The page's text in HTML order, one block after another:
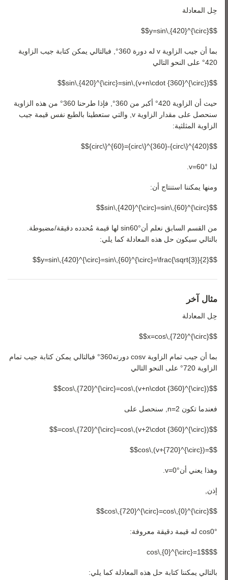
حِل المعادلة
$$y=sin\,{420}^{\circ}$$
بما أن جيب الزاوية v له دورة 360
° , فبالتالي يمكن كتابة جيب الزاوية
420
° على النحو التالي
$$sin\,{420}^{\circ}=sin\,(v+n\cdot {360}^{\circ})$$
حيث أن الزاوية 420
° أكبر من 360
° , فإذا طرحنا 360
° من هذه الزاوية
سنحصل على مقدار الزاوية v , والتي ستعطينا بالطبع نفس قيمة جيب
الزاوية المثلثية:
$${420}^{\circ}-{360}^{\circ}={60}^{\circ}$$
لذا v=60°
ومنها يمكننا استنتاج أن:
$$sin\,{420}^{\circ}=sin\,{60}^{\circ}$$
من القسم السابق نعلم أن sin60°
لها قيمة مُحدده دقيقة/مضبوطة.
بالتالي سيكون حل هذه المعادلة كما يلي:
$$y=sin\,{420}^{\circ}=sin\,{60}^{\circ}=\frac{\sqrt{3}}{2}$$
مثال آخر
حِل المعادلة
$$x=cos\,{720}^{\circ}$$
بما أن جيب تمام الزاوية cosv دورته360
° فبالتالي يمكن كتابة جيب تمام
الزاوية 720
° على النحو التالي
$$cos\,{720}^{\circ}=cos\,(v+n\cdot {360}^{\circ})$$
فعندما تكون n=2, سنحصل على
$$cos\,{720}^{\circ}=cos\,(v+2\cdot {360}^{\circ})=$$
$$=cos\,(v+{720}^{\circ})$$
وهذا يعني أن v=0°
إذن,
$$cos\,{720}^{\circ}=cos\,{0}^{\circ}$$
cos0° له قيمة دقيقة معروفة:
$$cos\,{0}^{\circ}=1$$
بالتالي يمكننا كتابة حل هذه المعادلة كما يلي: